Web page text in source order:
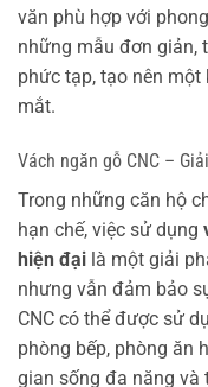
văn phù hợp với
những mẫu đơn giản,
phức tạp, tạo nên
mắt.
Vách ngăn gỗ CNC –
Trong những căn hộ
hạn chế, việc sử dụng
hiện đại là một giải
nhưng vẫn đảm bảo
CNC có thể được sử
phòng bếp, phòng ăn
gian sống đa năng và